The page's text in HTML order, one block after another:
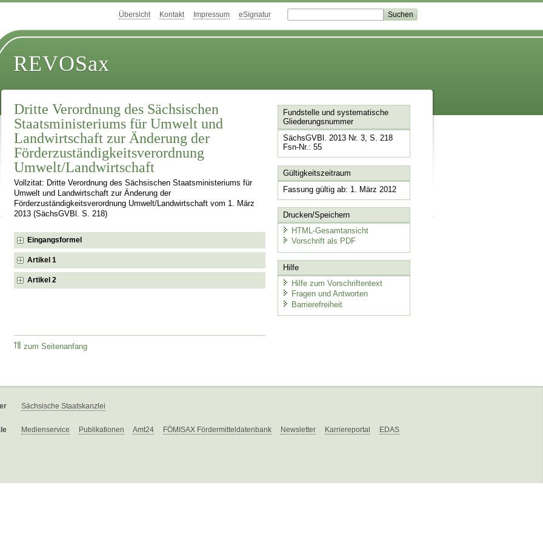
Übersicht Kontakt Impressum eSignatur
REVOSax
Dritte Verordnung des Sächsischen
Staatsministeriums für Umwelt und
Landwirtschaft zur Änderung der
Förderzuständigkeitsverordnung
Umwelt/Landwirtschaft
Vollzitat: Dritte Verordnung des Sächsischen Staatsministeriums für
Umwelt und Landwirtschaft zur Änderung der
Förderzuständigkeitsverordnung Umwelt/Landwirtschaft vom 1. März
2013 (SächsGVBl. S. 218)
Eingangsformel
Artikel 1
Artikel 2
zum Seitenanfang
Fundstelle und systematische
Gliederungsnummer
SächsGVBl. 2013 Nr. 3, S. 218
Fsn-Nr.: 55
Gültigkeitszeitraum
Fassung gültig ab: 1. März 2012
Drucken/Speichern
HTML-Gesamtansicht
Vorschrift als PDF
Hilfe
Hilfe zum Vorschriftentext
Fragen und Antworten
Barrierefreiheit
Sächsische Staatskanzlei
Medienservice Publikationen Amt24 FÖMISAX Fördermitteldatenbank Newsletter Karriereportal EDAS